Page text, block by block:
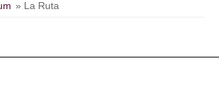
» La Ruta